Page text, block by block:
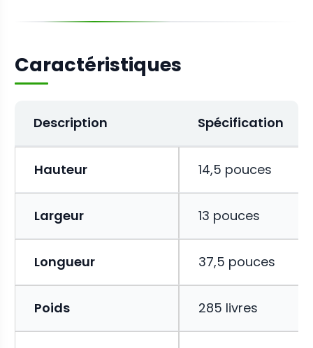
Caractéristiques
Description Spécification
Hauteur 14,5 pouces
Largeur 13 pouces
Longueur 37,5 pouces
Poids 285 livres